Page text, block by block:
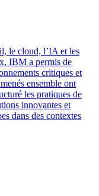
le cloud, l’IA et les
IBM a permis de
critiques et
ensemble ont
les pratiques de
innovantes et
dans des contextes